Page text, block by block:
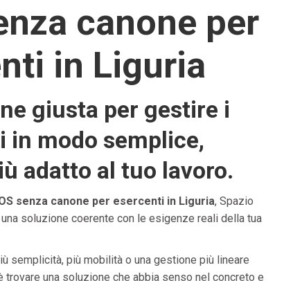
canone per
in Liguria
giusta per gestire i
in modo semplice,
adatto al tuo lavoro.
senza canone per esercenti in Liguria, Spazio
soluzione coerente con le esigenze reali della tua
semplicità, più mobilità o una gestione più lineare
trovare una soluzione che abbia senso nel concreto e